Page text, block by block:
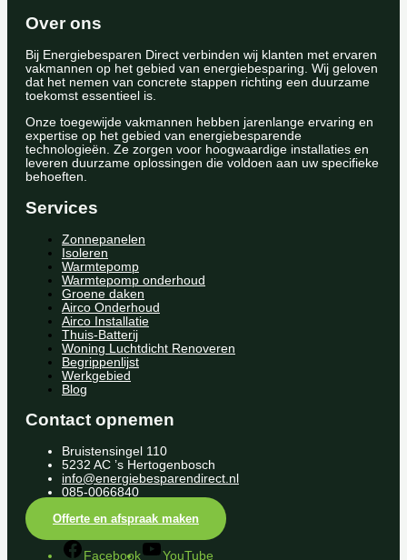
Over ons
Bij Energiebesparen Direct verbinden wij klanten met ervaren
vakmannen op het gebied van energiebesparing. Wij geloven
dat het nemen van concrete stappen richting een duurzame
toekomst essentieel is.
Onze toegewijde vakmannen hebben jarenlange ervaring en
expertise op het gebied van energiebesparende
technologieën. Ze zorgen voor hoogwaardige installaties en
leveren duurzame oplossingen die voldoen aan uw specifieke
behoeften.
Services
Zonnepanelen
Isoleren
Warmtepomp
Warmtepomp onderhoud
Groene daken
Airco Onderhoud
Airco Installatie
Thuis-Batterij
Woning Luchtdicht Renoveren
Begrippenlijst
Werkgebied
Blog
Contact opnemen
Bruistensingel 110
5232 AC ’s Hertogenbosch
info@energiebesparendirect.nl
085-0066840
Offerte en afspraak maken
Facebook YouTube